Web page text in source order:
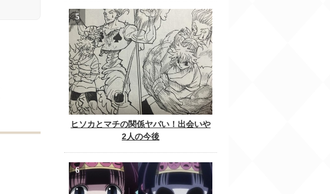
ヒソカとマチの関係ヤバい！出会いや
2人の今後